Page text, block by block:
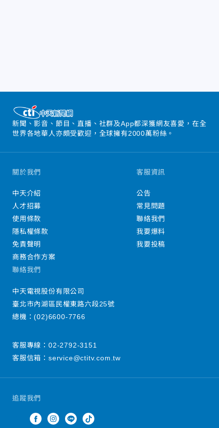
新聞、影音、節目、直播、社群及App都深獲網友喜愛，在全
世界各地華人亦頗受歡迎，全球擁有2000萬粉絲。
追蹤我們
關於我們
中天介紹
人才招募
使用條款
隱私權條款
免責聲明
商務合作方案
客服資訊
公告
常見問題
聯絡我們
我要爆料
我要投稿
聯絡我們
中天電視股份有限公司
臺北市內湖區民權東路六段25號
總機：(02)6600-7766
客服專線： 02-2792-3151
客服信箱： service@ctitv.com.tw